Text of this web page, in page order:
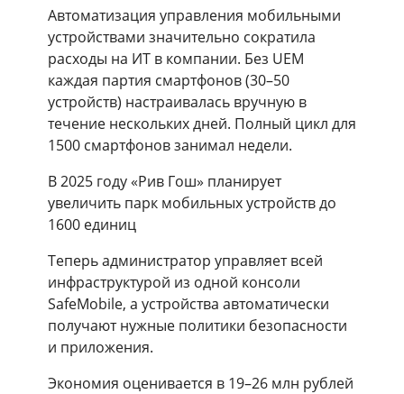
Автоматизация управления мобильными
устройствами значительно сократила
расходы на ИТ в компании. Без UEM
каждая партия смартфонов (30–50
устройств) настраивалась вручную в
течение нескольких дней. Полный цикл для
1500 смартфонов занимал недели.
В 2025 году «Рив Гош» планирует
увеличить парк мобильных устройств до
1600 единиц
Теперь администратор управляет всей
инфраструктурой из одной консоли
SafeMobile, а устройства автоматически
получают нужные политики безопасности
и приложения.
Экономия оценивается в 19–26 млн рублей